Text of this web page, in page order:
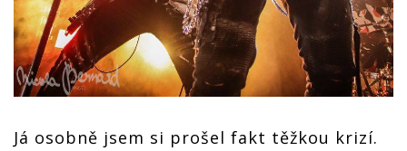
Já osobně jsem si prošel fakt těžkou krizí.